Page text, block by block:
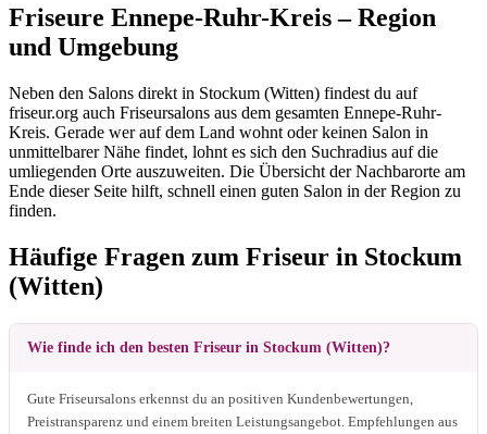
Friseure Ennepe-Ruhr-Kreis – Region
und Umgebung
Neben den Salons direkt in Stockum (Witten) findest du auf
friseur.org auch Friseursalons aus dem gesamten Ennepe-Ruhr-
Kreis. Gerade wer auf dem Land wohnt oder keinen Salon in
unmittelbarer Nähe findet, lohnt es sich den Suchradius auf die
umliegenden Orte auszuweiten. Die Übersicht der Nachbarorte am
Ende dieser Seite hilft, schnell einen guten Salon in der Region zu
finden.
Häufige Fragen zum Friseur in Stockum
(Witten)
Wie finde ich den besten Friseur in Stockum (Witten)?
Gute Friseursalons erkennst du an positiven Kundenbewertungen,
Preistransparenz und einem breiten Leistungsangebot. Empfehlungen aus